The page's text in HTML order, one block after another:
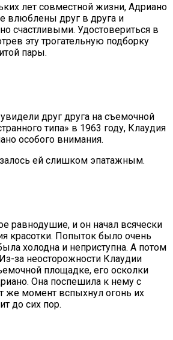
лет совместной жизни, Адриано
влюблены друг в друга и
счастливыми. Удостовериться в
эту трогательную подборку
пары.
друг друга на съемочной
типа» в 1963 году, Клаудия
особого внимания.
ей слишком эпатажным.
равнодушие, и он начал всячески
красотки. Попыток было очень
холодна и неприступна. А потом
за неосторожности Клаудии
площадке, его осколки
Она поспешила к нему с
же момент вспыхнул огонь их
до сих пор.